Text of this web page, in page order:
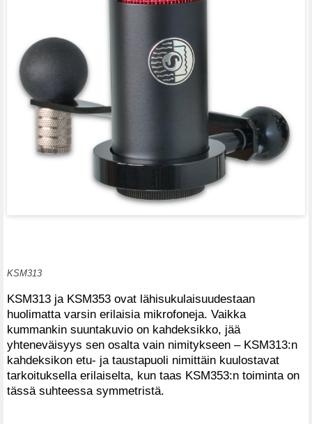
KSM313
KSM313 ja KSM353 ovat lähisukulaisuudestaan
huolimatta varsin erilaisia mikrofoneja. Vaikka
kummankin suuntakuvio on kahdeksikko, jää
yhteneväisyys sen osalta vain nimitykseen – KSM313:n
kahdeksikon etu- ja taustapuoli nimittäin kuulostavat
tarkoituksella erilaiselta, kun taas KSM353:n toiminta on
tässä suhteessa symmetristä.